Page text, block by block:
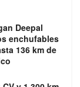
Deepal
enchufables
136 km de